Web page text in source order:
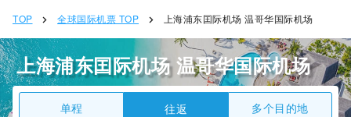
TOP 全球国际机票 TOP 上海浦东囯际机场 温哥华国际机场
上海浦东囯际机场 温哥华国际机场
单程 往返 多个目的地